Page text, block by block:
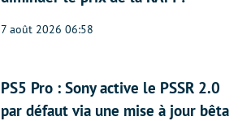
7 août 2026 06:58
PS5 Pro : Sony active le PSSR 2.0
par défaut via une mise à jour bêta